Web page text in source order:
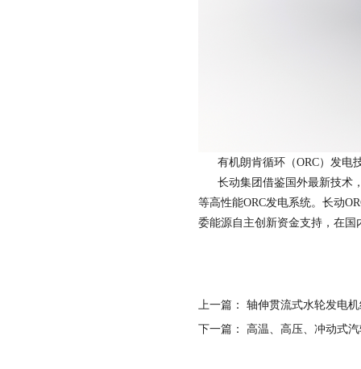
有机朗肯循环（ORC）发电
长动集团借鉴国外最新技术，
等高性能ORC发电系统。长动
委能源自主创新资金支持，在国
上一篇：
轴伸贯流式水轮发电
下一篇：
高温、高压、冲动式